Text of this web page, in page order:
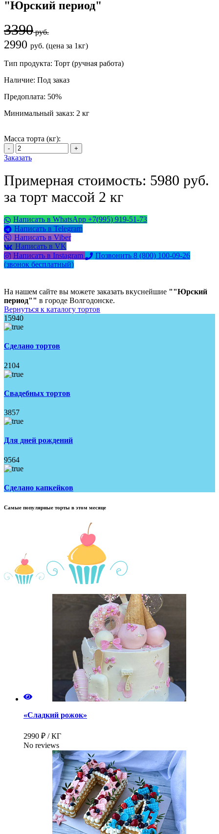
"Юрский период"
3390руб.
2990 руб. (цена за 1кг)
Тип продукта: Торт (ручная работа)
Наличие: Под заказ
Предоплата: 50%
Минимальный заказ: 2 кг
Масса торта (кг):
Заказать
Примерная стоимость: 5980 руб.
за торт массой 2 кг
Написать в WhatsApp +7(995) 919-51-73
Написать в Telegram
Написать в Viber
Написать в VK
Написать в Instagram
Позвонить 8 (800) 100-09-26
(звонок бесплатный)
На нашем сайте вы можете заказать вкуснейшие ""Юрский
период"" в городе Волгодонске.
Вернуться к каталогу тортов
15940
Сделано тортов
2104
Свадебных тортов
3857
Для дней рождений
9564
Сделано капкейков
Имя*
Самые популярные торты в этом месяце
«Сладкий рожок»
2990 ₽ / КГ
No reviews